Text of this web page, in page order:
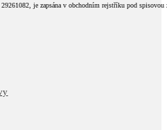
je zapsána v obchodním rejstříku pod spisovou